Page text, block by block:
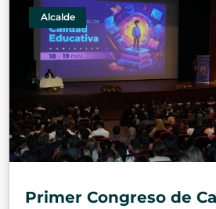
Alcalde
Primer Congreso de